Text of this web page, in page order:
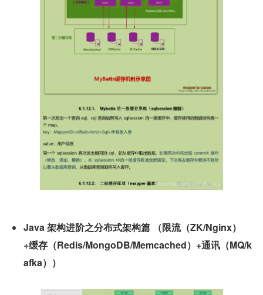
Java 架构进阶之分布式架构篇 （限流（ZK/Nginx）
+缓存（Redis/MongoDB/Memcached）+通讯（MQ/k
afka） ）